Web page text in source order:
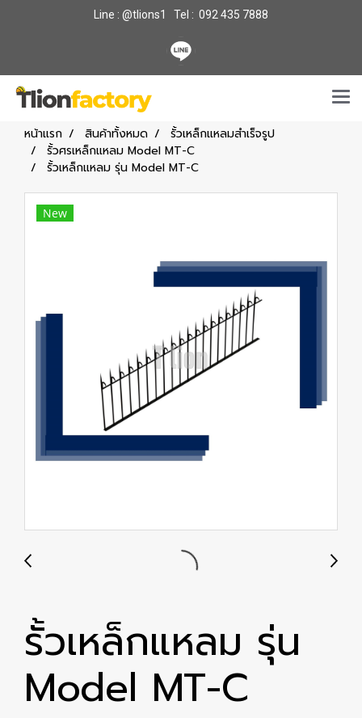
Line : @tlions1 Tel : 092 435 7888
หน้าแรก สินค้าทั้งหมด
รั้วเหล็กแหลมสำเร็จรูป
รั้วศรเหล็กแหลม Model MT-C
รั้วเหล็กแหลม รุ่น Model MT-C
New
รั้วเหล็กแหลม รุ่น
Model MT-C